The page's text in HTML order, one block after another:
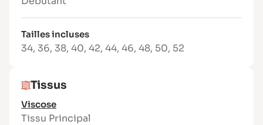
Patron sans superposition de pièces
Tailles incluses
34, 36, 38, 40, 42, 44, 46, 48, 50, 52
Tissus
Viscose
Tissu Principal